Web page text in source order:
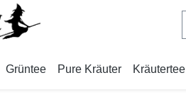
Grüntee Pure Kräuter Kräutertee